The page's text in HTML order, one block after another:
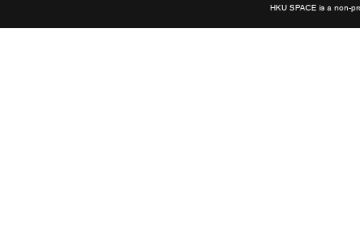
HKU SPACE is a non-